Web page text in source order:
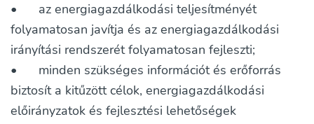
•
az energiagazdálkodási teljesítményét
folyamatosan javítja és az energiagazdálkodási
irányítási rendszerét folyamatosan fejleszti;
•
minden szükséges információt és erőforrás
biztosít a kitűzött célok, energiagazdálkodási
előirányzatok és fejlesztési lehetőségek